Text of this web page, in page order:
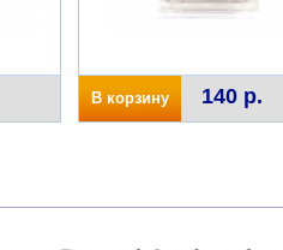
В корзину 140 р.